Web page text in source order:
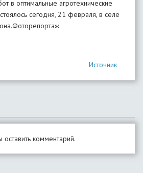
в оптимальные агротехнические
сегодня, 21 февраля, в селе
Источник
оставить комментарий.